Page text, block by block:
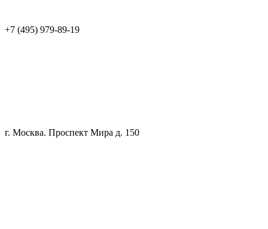
+7 (495) 979-89-19
г. Москва. Проспект Мира д. 150